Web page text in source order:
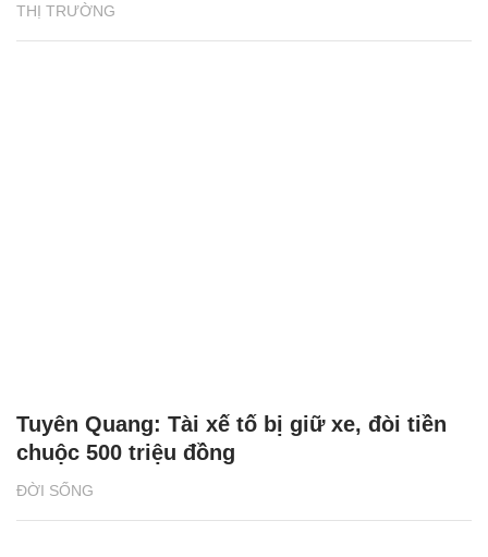
THỊ TRƯỜNG
ĐỜI SỐNG
Tuyên Quang: Tài xế tố bị giữ xe, đòi tiền
chuộc 500 triệu đồng